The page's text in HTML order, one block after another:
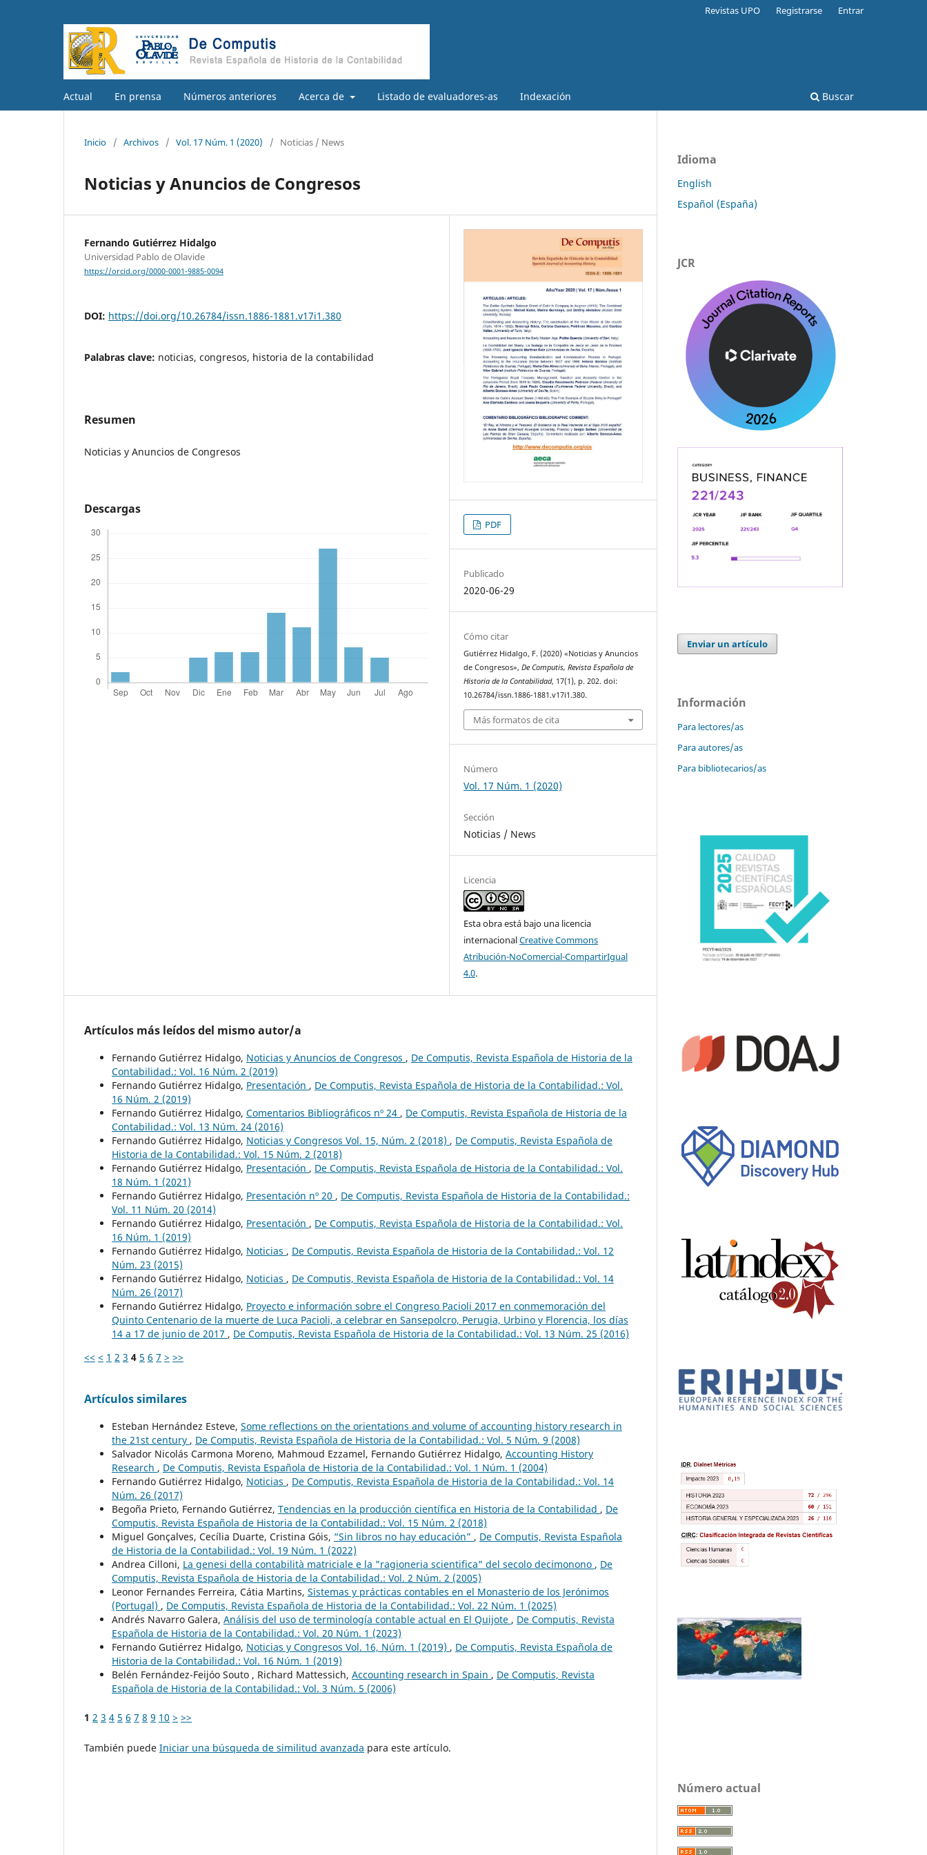
Actual En prensa Números anteriores Acerca de Listado de evaluadores-as Indexación Buscar
Revistas UPO Registrarse Entrar
Inicio / Archivos / Vol. 17 Núm. 1 (2020) / Noticias / News
Noticias y Anuncios de Congresos
Fernando Gutiérrez Hidalgo
Universidad Pablo de Olavide
https://orcid.org/0000-0001-9885-0094
DOI: https://doi.org/10.26784/issn.1886-1881.v17i1.380
Palabras clave: noticias, congresos, historia de la contabilidad
Resumen
Noticias y Anuncios de Congresos
Descargas
PDF
Publicado
2020-06-29
Cómo citar
Gutiérrez Hidalgo, F. (2020) «Noticias y Anuncios
de Congresos»,De Computis, Revista Española de
Historia de la Contabilidad, 17(1), p. 202. doi:
10.26784/issn.1886-1881.v17i1.380.
Más formatos de cita
Número
Vol. 17 Núm. 1 (2020)
Sección
Noticias / News
Licencia
Esta obra está bajo una licencia
internacionalCreative Commons
Atribución-NoComercial-CompartirIgual
4.0.
Artículos más leídos del mismo autor/a
Fernando Gutiérrez Hidalgo, Noticias y Anuncios de Congresos , De Computis, Revista Española de Historia de la
Contabilidad.: Vol. 16 Núm. 2 (2019)
Fernando Gutiérrez Hidalgo, Presentación , De Computis, Revista Española de Historia de la Contabilidad.: Vol.
16 Núm. 2 (2019)
Fernando Gutiérrez Hidalgo, Comentarios Bibliográficos nº 24 , De Computis, Revista Española de Historia de la
Contabilidad.: Vol. 13 Núm. 24 (2016)
Fernando Gutiérrez Hidalgo, Noticias y Congresos Vol. 15, Núm. 2 (2018) , De Computis, Revista Española de
Historia de la Contabilidad.: Vol. 15 Núm. 2 (2018)
Fernando Gutiérrez Hidalgo, Presentación , De Computis, Revista Española de Historia de la Contabilidad.: Vol.
18 Núm. 1 (2021)
Fernando Gutiérrez Hidalgo, Presentación nº 20 , De Computis, Revista Española de Historia de la Contabilidad.:
Vol. 11 Núm. 20 (2014)
Fernando Gutiérrez Hidalgo, Presentación , De Computis, Revista Española de Historia de la Contabilidad.: Vol.
16 Núm. 1 (2019)
Fernando Gutiérrez Hidalgo, Noticias , De Computis, Revista Española de Historia de la Contabilidad.: Vol. 12
Núm. 23 (2015)
Fernando Gutiérrez Hidalgo, Noticias , De Computis, Revista Española de Historia de la Contabilidad.: Vol. 14
Núm. 26 (2017)
Fernando Gutiérrez Hidalgo, Proyecto e información sobre el Congreso Pacioli 2017 en conmemoración del
Quinto Centenario de la muerte de Luca Pacioli, a celebrar en Sansepolcro, Perugia, Urbino y Florencia, los días
14 a 17 de junio de 2017 , De Computis, Revista Española de Historia de la Contabilidad.: Vol. 13 Núm. 25 (2016)
<< < 1 2 3 4 5 6 7 > >>
Artículos similares
Esteban Hernández Esteve, Some reflections on the orientations and volume of accounting history research in
the 21st century , De Computis, Revista Española de Historia de la Contabilidad.: Vol. 5 Núm. 9 (2008)
Salvador Nicolás Carmona Moreno, Mahmoud Ezzamel, Fernando Gutiérrez Hidalgo, Accounting History
Research , De Computis, Revista Española de Historia de la Contabilidad.: Vol. 1 Núm. 1 (2004)
Fernando Gutiérrez Hidalgo, Noticias , De Computis, Revista Española de Historia de la Contabilidad.: Vol. 14
Núm. 26 (2017)
Begoña Prieto, Fernando Gutiérrez, Tendencias en la producción científica en Historia de la Contabilidad , De
Computis, Revista Española de Historia de la Contabilidad.: Vol. 15 Núm. 2 (2018)
Miguel Gonçalves, Cecília Duarte, Cristina Góis, “Sin libros no hay educación” , De Computis, Revista Española
de Historia de la Contabilidad.: Vol. 19 Núm. 1 (2022)
Andrea Cilloni, La genesi della contabilità matriciale e la "ragioneria scientifica" del secolo decimonono , De
Computis, Revista Española de Historia de la Contabilidad.: Vol. 2 Núm. 2 (2005)
Leonor Fernandes Ferreira, Cátia Martins, Sistemas y prácticas contables en el Monasterio de los Jerónimos
(Portugal) , De Computis, Revista Española de Historia de la Contabilidad.: Vol. 22 Núm. 1 (2025)
Andrés Navarro Galera, Análisis del uso de terminología contable actual en El Quijote , De Computis, Revista
Española de Historia de la Contabilidad.: Vol. 20 Núm. 1 (2023)
Fernando Gutiérrez Hidalgo, Noticias y Congresos Vol. 16, Núm. 1 (2019) , De Computis, Revista Española de
Historia de la Contabilidad.: Vol. 16 Núm. 1 (2019)
Belén Fernández-Feijóo Souto , Richard Mattessich, Accounting research in Spain , De Computis, Revista
Española de Historia de la Contabilidad.: Vol. 3 Núm. 5 (2006)
1 2 3 4 5 6 7 8 9 10 > >>
También puede Iniciar una búsqueda de similitud avanzada para este artículo.
Idioma
English
Español (España)
JCR
Enviar un artículo
Información
Para lectores/as
Para autores/as
Para bibliotecarios/as
Número actual